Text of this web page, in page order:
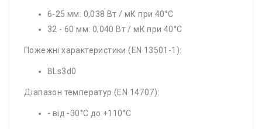
6-25 мм: 0,038 Вт / мК при 40°C
32 - 60 мм: 0,040 Вт / мК при 40°C
Пожежні характеристики (EN 13501-1):
BLs3d0
Діапазон температур (EN 14707):
- від -30°C до +110°C